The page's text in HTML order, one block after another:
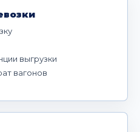
выгрузки
вагонов